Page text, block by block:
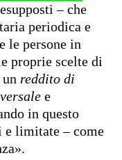
– che
periodica e
le persone in
proprie scelte di
reddito di
e
in questo
e limitate – come